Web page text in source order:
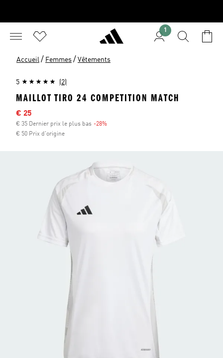
1
Accueil / Femmes / Vêtements
5 (2)
MAILLOT TIRO 24 COMPETITION MATCH
Sale price
€ 25
€ 35 Dernier prix le plus bas -28%
€ 50 Prix d'origine